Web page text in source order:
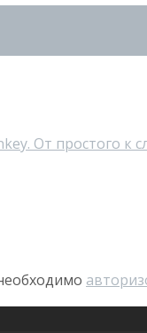
От простого к